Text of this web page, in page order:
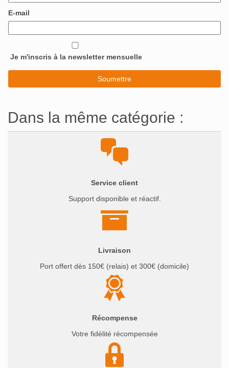
E-mail
Je m'inscris à la newsletter mensuelle
Dans la même catégorie :
Service client
Support disponible et réactif.
Livraison
Port offert dès 150€ (relais) et 300€ (domicile)
Récompense
Votre fidélité récompensée